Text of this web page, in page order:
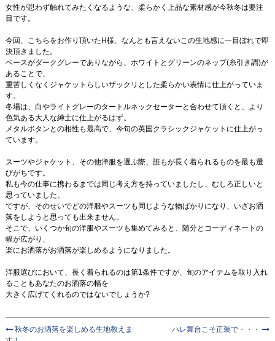
女性が思わず触れてみたくなるような、柔らかく上品な素材感が今秋冬は要注
目です。
今回、こちらをお作り頂いたH様、なんとも言えないこの生地感に一目ぼれで即
決頂きました。
ベースがダークグレーでありながら、ホワイトとグリーンのネップ(糸引き調)が
あることで、
重苦しくなくジャケットらしいザックリとした柔らかい表情に仕上がっていま
す。
冬場は、白やライトグレーのタートルネックセーターと合わせて頂くと、より
色気ある大人な紳士に仕上がるはず。
メタルボタンとの相性も最高で、今旬の英国クラシックジャケットに仕上がっ
ています。
スーツやジャケット、その他洋服を選ぶ際、誰もが長く着られるものを最も選
びがちです。
私も今の仕事に携わるまでは同じ考え方を持っていましたし、むしろ正しいと
思っていました。
ですが、そのせいでどの洋服やスーツも同じような物ばかりになり、いざお洒
落をしようと思っても出来ません。
そこで、いくつか旬の洋服やスーツも集めてみると、随分とコーディネートの
幅が広がり、
楽にお洒落がお洒落が楽しめるようになりました。
洋服選びにおいて、長く着られるのは第1条件ですが、旬のアイテムを取り入れ
ることもあなたのお洒落の幅を
大きく広げてくれるのではないでしょうか?
秋冬のお洒落を楽しめる生地教えま
ハレ舞台こそ正装で・・・